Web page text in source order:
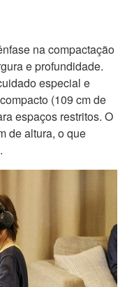
na compactação
e profundidade.
especial e
(109 cm de
espaços restritos. O
de altura, o que